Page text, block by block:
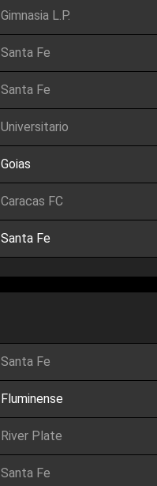
Gimnasia L.P.
Santa Fe
Santa Fe
Universitario
Goias
Caracas FC
Santa Fe
Santa Fe
Fluminense
River Plate
Santa Fe